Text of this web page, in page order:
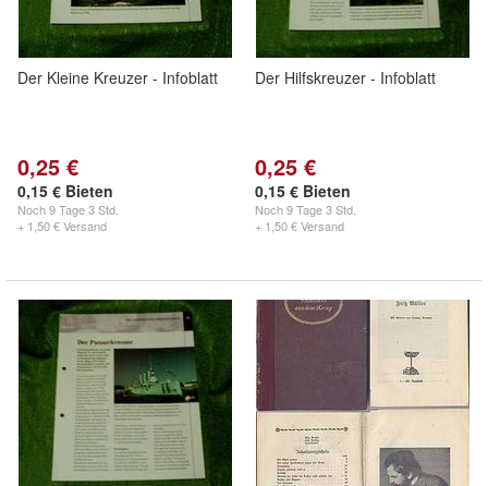
Der Kleine Kreuzer - Infoblatt
0,25 €
0,15 € Bieten
Noch9 Tage 3 Std.
+ 1,50 € Versand
Der Hilfskreuzer - Infoblatt
0,25 €
0,15 € Bieten
Noch9 Tage 3 Std.
+ 1,50 € Versand